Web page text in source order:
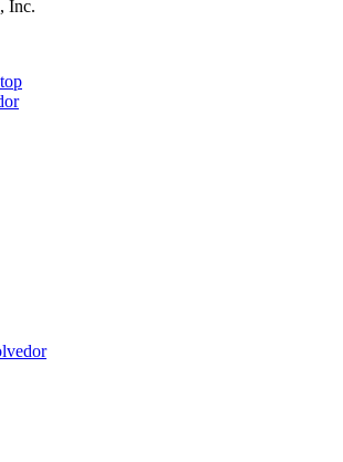
Inc.